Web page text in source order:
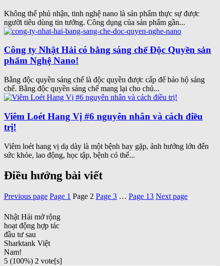
Không thể phủ nhận, tinh nghệ nano là sản phẩm thực sự được
người tiêu dùng tin tưởng. Công dụng của sản phẩm gần...
Công ty Nhật Hải có bằng sáng chế Độc Quyền sản
phẩm Nghệ Nano!
Bằng độc quyền sáng chế là độc quyền được cấp để bảo hộ sáng
chế. Bằng độc quyền sáng chế mang lại cho chủ...
Viêm Loét Hang Vị #6 nguyên nhân và cách điều
trị!
Viêm loét hang vị dạ dày là một bệnh hay gặp, ảnh hưởng lớn đến
sức khỏe, lao động, học tập, bệnh có thể...
Điều hướng bài viết
Previous page Page 1 Page 2 Page 3 … Page 13 Next page
Nhật Hải mở rộng
hoạt động hợp tác
đầu tư sau
Sharktank Việt
Nam!
5 (100%) 2 vote[s]